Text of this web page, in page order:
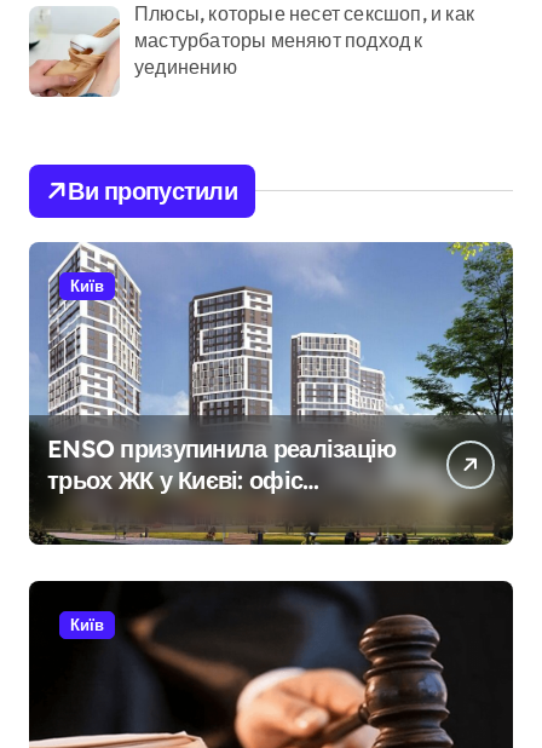
Плюсы, которые несет сексшоп, и как
мастурбаторы меняют подход к
уединению
Ви пропустили
Київ
ENSO призупинила реалізацію
трьох ЖК у Києві: офіс
керівник покинув місто
Київ